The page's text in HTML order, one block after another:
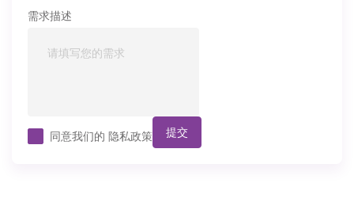
需求描述
同意我们的 隐私政策 提交